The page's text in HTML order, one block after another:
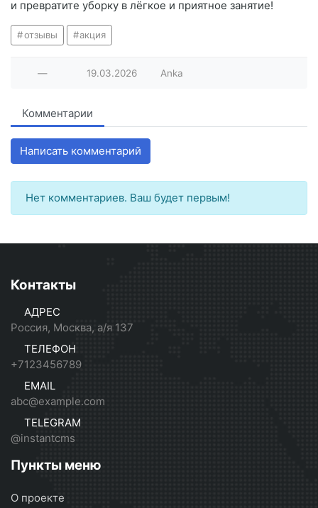
и превратите уборку в лёгкое и приятное занятие!
отзывы акция
— 19.03.2026 Anka
Комментарии
Написать комментарий
Нет комментариев. Ваш будет первым!
Контакты
АДРЕС
Россия, Москва, а/я 137
ТЕЛЕФОН
+7123456789
EMAIL
abc@example.com
TELEGRAM
@instantcms
Пункты меню
О проекте